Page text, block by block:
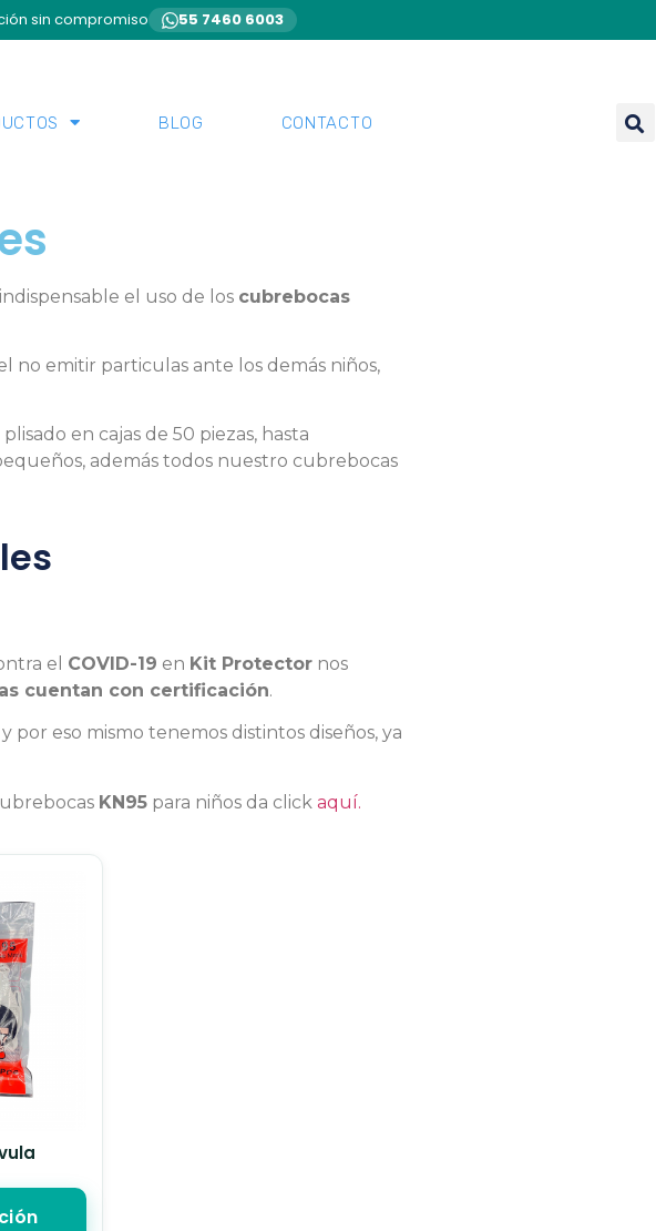
sin compromiso 55 7460 6003
BLOG CONTACTO
el uso de los cubrebocas
no emitir particulas ante los demás niños,
en cajas de 50 piezas, hasta
además todos nuestro cubrebocas
el COVID-19 en Kit Protector nos
cuentan con certificación.
por eso mismo tenemos distintos diseños, ya
KN95 para niños da click aquí.